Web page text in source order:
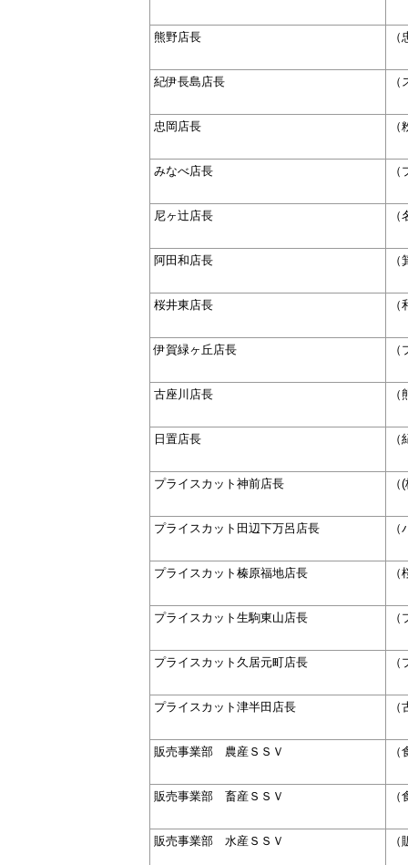
熊野店長
紀伊長島店長
忠岡店長
みなべ店長
尼ヶ辻店長
阿田和店長
桜井東店長
伊賀緑ヶ丘店長
古座川店長
日置店長
プライスカット神前店長
プライスカット田辺下万呂店長
プライスカット榛原福地店長
プライスカット生駒東山店長
プライスカット久居元町店長
プライスカット津半田店長
販売事業部 農産ＳＳＶ
販売事業部 畜産ＳＳＶ
販売事業部 水産ＳＳＶ